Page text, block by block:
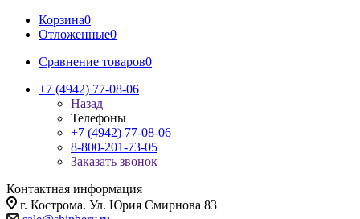
Корзина0
Отложенные0
Сравнение товаров0
+7 (4942) 77-08-06
Назад
Телефоны
+7 (4942) 77-08-06
8-800-201-73-05
Заказать звонок
Контактная информация
г. Кострома. Ул. Юрия Смирнова 83